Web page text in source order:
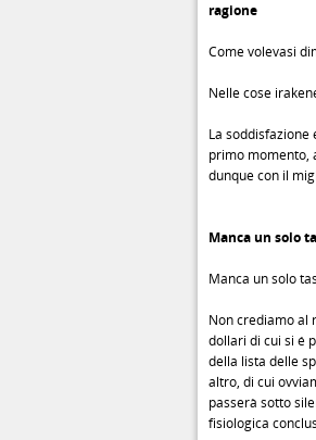
ragione
Come volevasi
Nelle cose
La soddisfazione
primo momento,
dunque con il
Manca un solo
Manca un solo
Non crediamo al
dollari di cui si é
della lista delle
altro, di cui
passerà sotto
fisiologica